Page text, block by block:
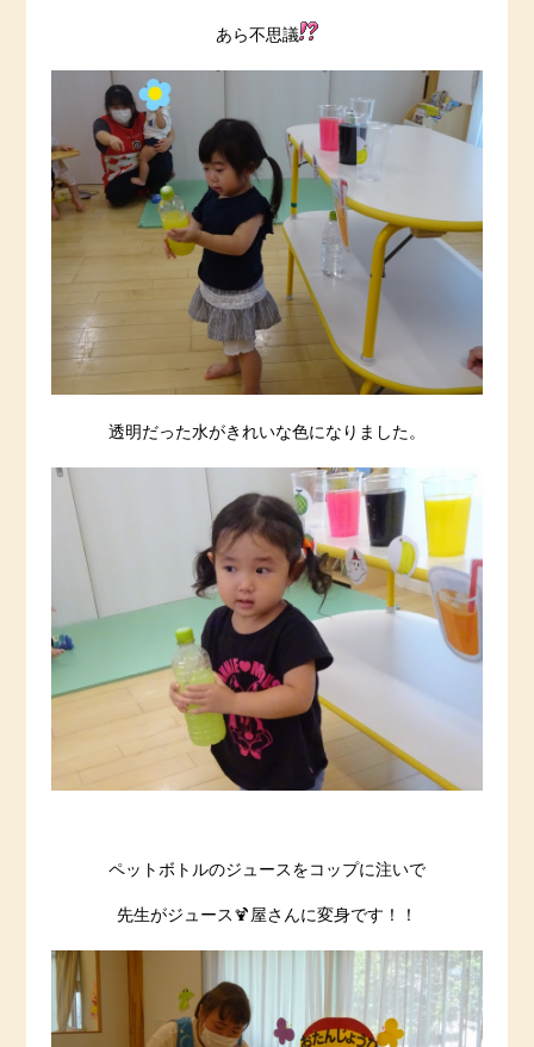
あら不思議
透明だった水がきれいな色になりました。
ペットボトルのジュースをコップに注いで
先生がジュース🍹屋さんに変身です！！